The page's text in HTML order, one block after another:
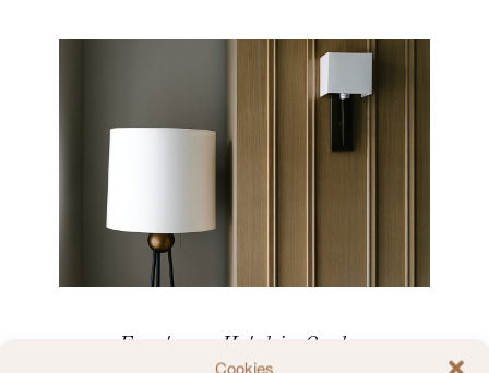
Cookies
Frontenac Hotel in Quebec